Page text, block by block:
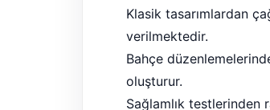
Klasik tasarımlardan
verilmektedir.
Bahçe
oluşturur.
Sağlamlık testlerinden